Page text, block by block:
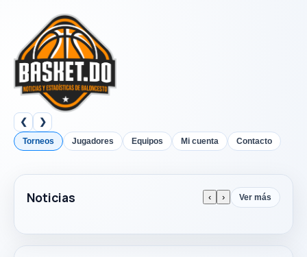
❮ ❯
Torneos Jugadores Equipos Mi cuenta Contacto
Noticias ‹ › Ver más